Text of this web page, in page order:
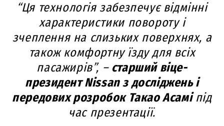
“Ця технологія забезпечує відмінні
характеристики повороту і
зчеплення на слизьких поверхнях, а
також комфортну їзду для всіх
пасажирів”, – старший віце-
президент Nissan з досліджень і
передових розробок Такао Асаміпід
час презентації.